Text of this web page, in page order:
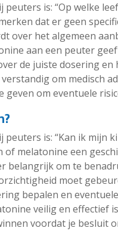
is: “Op welke
dat er geen
over het algemeen
aan een peuter
de juiste dosering
om medisch
om eventuele
is: “Kan ik mijn
melatonine een
belangrijk om te
moet
bepalen en
veilig en effectief
voordat je besluit